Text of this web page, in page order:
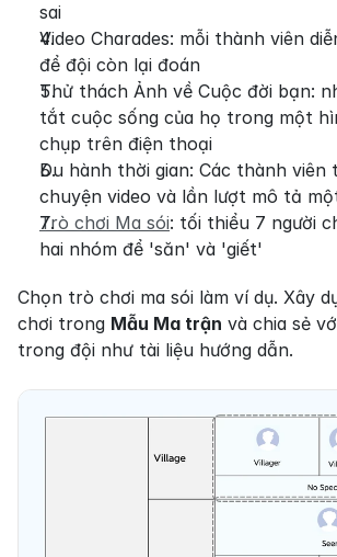
sai
Video Charades: mỗi thành viên
để đội còn lại đoán
Thử thách Ảnh về Cuộc đời bạn:
tắt cuộc sống của họ trong một
chụp trên điện thoại
Du hành thời gian: Các thành
chuyện video và lần lượt mô tả
Trò chơi Ma sói: tối thiểu 7 người
hai nhóm để 'săn' và 'giết'
Chọn trò chơi ma sói làm ví dụ. Xây
chơi trong Mẫu Ma trận và chia sẻ
trong đội như tài liệu hướng dẫn.